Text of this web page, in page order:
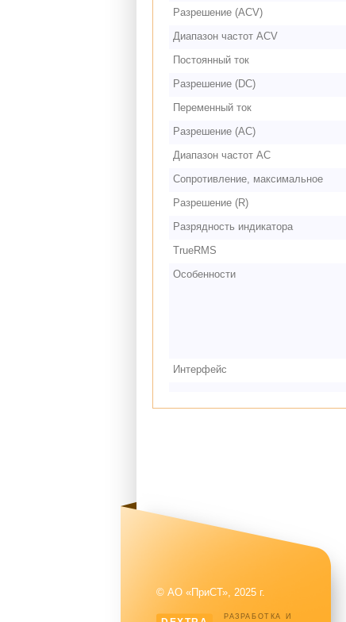
Разрешение (ACV)
Диапазон частот ACV
Постоянный ток
Разрешение (DC)
Переменный ток
Разрешение (AC)
Диапазон частот AC
Сопротивление, максимальное
Разрешение (R)
Разрядность индикатора
TrueRMS
Особенности
Интерфейс
© АО «ПриСТ», 2025 г.
РАЗРАБОТКА И